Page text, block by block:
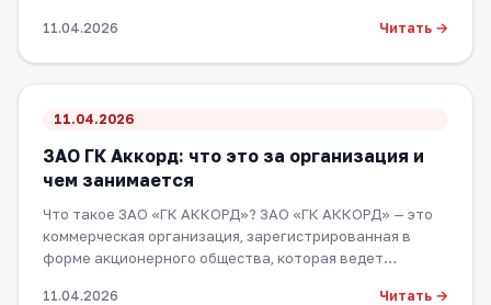
11.04.2026 Читать →
11.04.2026
ЗАО ГК Аккорд: что это за организация и
чем занимается
Что такое ЗАО «ГК АККОРД»? ЗАО «ГК АККОРД» — это
коммерческая организация, зарегистрированная в
форме акционерного общества, которая ведет…
11.04.2026 Читать →